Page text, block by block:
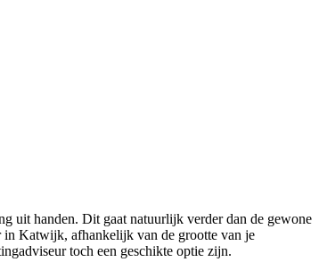
uit handen. Dit gaat natuurlijk verder dan de gewone
in Katwijk, afhankelijk van de grootte van je
toch een geschikte optie zijn.